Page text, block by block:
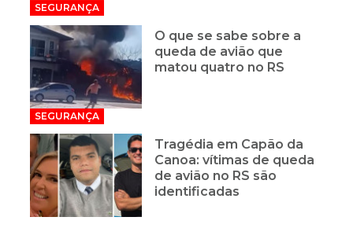
SEGURANÇA
O que se sabe sobre a
queda de avião que
matou quatro no RS
SEGURANÇA
Tragédia em Capão da
Canoa: vítimas de queda
de avião no RS são
identificadas